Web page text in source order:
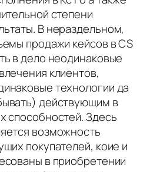
степени
В нераздельном,
продажи кейсов в CS
в дело неодинаковые
клиентов,
технологии да
действующим в
способностей. Здесь
возможность
покупателей, коие и
в приобретении